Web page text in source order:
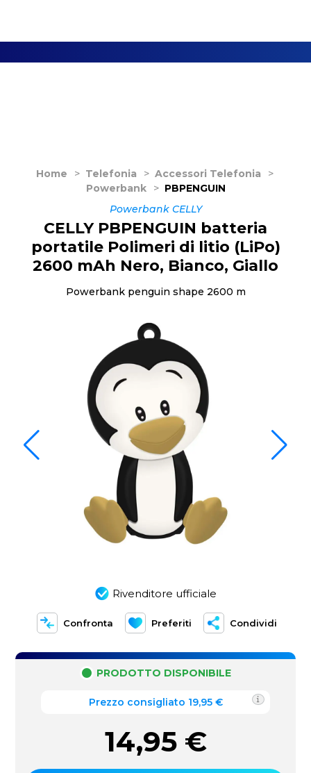
Home > Telefonia > Accessori Telefonia
>
Powerbank
> PBPENGUIN
Powerbank CELLY
Rivenditore ufficiale
Confronta Preferiti Condividi
CELLY PBPENGUIN batteria
portatile Polimeri di litio (LiPo)
2600 mAh Nero, Bianco, Giallo
Powerbank penguin shape 2600 m
PRODOTTO DISPONIBILE
Prezzo consigliato 19,95 €
14,95 €